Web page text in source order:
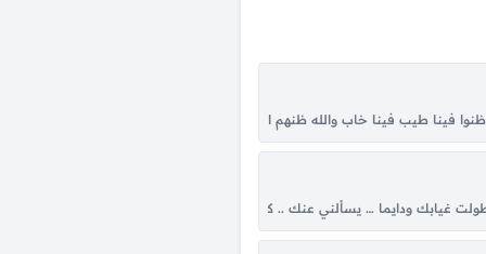
ليالي ما انساه انا لا سامحه الله زماني للبعد والفرقة رماني والوقت دايم هو
وإن ظنوا فينا طيب فينا خاب والله ظنهم الطيب مع منهو تردّى ما هو طيب إلا رِدى
العمر وإنتي هناها كل همّي راحتك وأسعى وراها عيني بعدك ما تحب إلا
غيابك ودايما … يسألني عنك .. كان ناسي احساسو …وحبك رجع احساسو